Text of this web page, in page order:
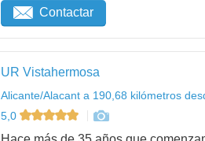
Contactar
UR Vistahermosa
Alicante/Alacant a 190,68 kilómetros
5,0